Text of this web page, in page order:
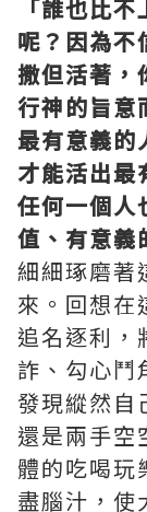
「誰也比
呢？因為不
撒但活著，
行神的旨意
最有意義的
才能活出最
任何一個人
值、有意義
細細琢磨著
來。回想在
追名逐利，
詐、勾心鬥
發現縱然自
還是兩手空
體的吃喝玩
盡腦汁，使